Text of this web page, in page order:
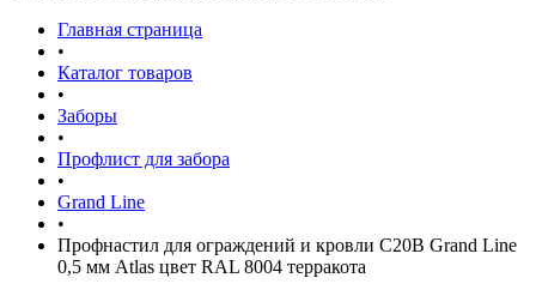
Главная страница
•
Каталог товаров
•
Заборы
•
Профлист для забора
•
Grand Line
•
Профнастил для ограждений и кровли С20В Grand Line
0,5 мм Atlas цвет RAL 8004 терракота